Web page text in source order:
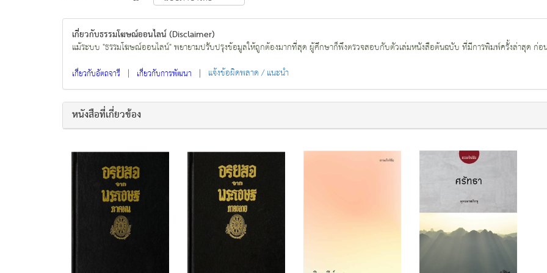
เกี่ยวกับธรรมโฆษณ์ออนไลน์ (Disclaimer)
แม้ระบบ "ธรรมโฆษณ์ออนไลน์" พยายามปรับปรุงข้อมูลให้ถูกต้องมากที่สุด ผู้ศึกษาก็พึงตรวจสอบกับตัวเล่มหนังสือต้นฉบับ ที่มีการพิมพ์ครั้งล่าสุด ก่อน
เกี่ยวกับอัตถจารี | เกี่ยวกับการพัฒนา | แจ้งข้อผิดพลาด / แนะนำ
หนังสือที่เกี่ยวข้อง